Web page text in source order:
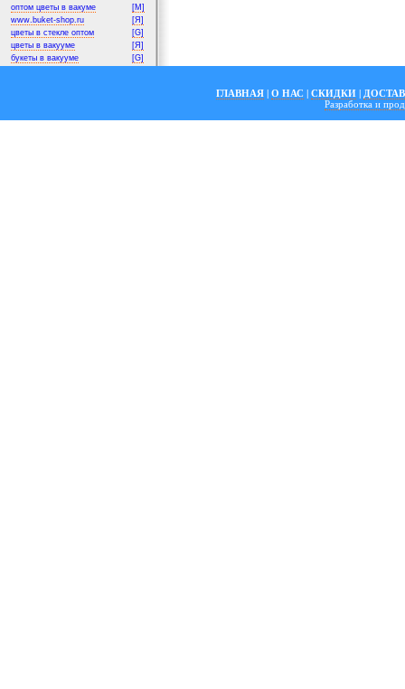
оптом цветы в вакуме
[M]
www.buket-shop.ru
[Я]
цветы в стекле оптом
[G]
цветы в вакууме
[Я]
букеты в вакууме
[G]
ГЛАВНАЯ | О НАС | СКИДКИ |
Разработка и